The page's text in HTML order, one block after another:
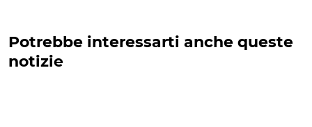
Potrebbe interessarti anche queste
notizie